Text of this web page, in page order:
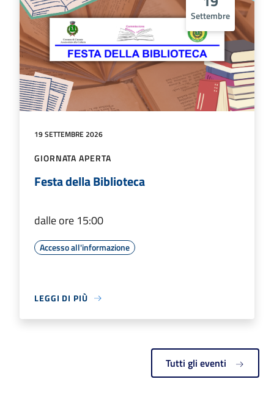
Settembre
19 SETTEMBRE 2026
GIORNATA APERTA
Festa della Biblioteca
dalle ore 15:00
Accesso all'informazione
LEGGI DI PIÙ
Tutti gli eventi